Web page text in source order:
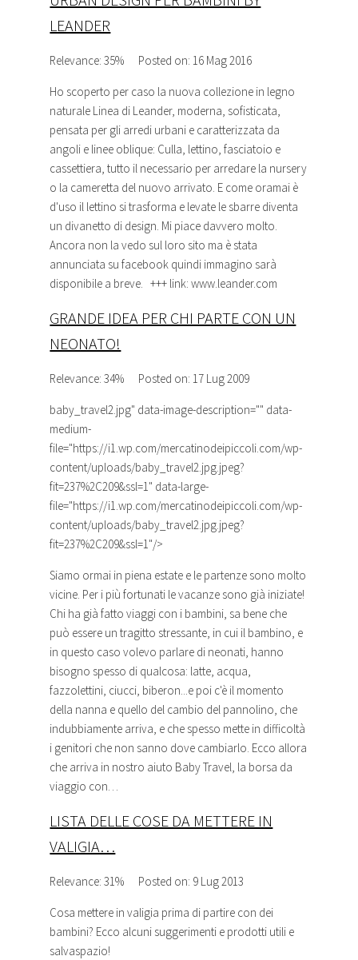
LEANDER
Relevance: 35% Posted on: 16 Mag 2016
Ho scoperto per caso la nuova collezione in legno
naturale Linea di Leander, moderna, sofisticata,
pensata per gli arredi urbani e caratterizzata da
angoli e linee oblique: Culla, lettino,fasciatoio e
cassettiera, tutto il necessario per arredare la nursery
o la cameretta del nuovo arrivato. E come oramai è
d'uso il lettino si trasforma e levate le sbarre diventa
un divanetto di design. Mi piace davvero molto.
Ancora non la vedo sul loro sito ma è stata
annunciata su facebook quindi immagino sarà
disponibile a breve. +++ link: www.leander.com
GRANDE IDEA PER CHI PARTE CON UN
NEONATO!
Relevance: 34% Posted on: 17 Lug 2009
baby_travel2.jpg" data-image-description="" data-
medium-
file="https://i1.wp.com/mercatinodeipiccoli.com/wp-
content/uploads/baby_travel2.jpg.jpeg?
fit=237%2C209&ssl=1" data-large-
file="https://i1.wp.com/mercatinodeipiccoli.com/wp-
content/uploads/baby_travel2.jpg.jpeg?
fit=237%2C209&ssl=1"/>
Siamo ormai in piena estate e le partenze sono molto
vicine. Per i più fortunati le vacanze sono già iniziate!
Chi ha già fatto viaggi con i bambini, sa bene che
può essere un tragitto stressante, in cui il bambino, e
in questo caso volevo parlare di neonati, hanno
bisogno spesso di qualcosa: latte, acqua,
fazzolettini, ciucci, biberon...e poi c'è il momento
della nanna e quello del cambio del pannolino, che
indubbiamente arriva, e che spesso mette in difficoltà
i genitori che non sanno dove cambiarlo. Ecco allora
che arriva in nostro aiuto Baby Travel, la borsa da
viaggio con…
LISTA DELLE COSE DA METTERE IN
VALIGIA…
Relevance: 31% Posted on: 9 Lug 2013
Cosa mettere in valigia prima di partire con dei
bambini? Ecco alcuni suggerimenti e prodotti utili e
salvaspazio!